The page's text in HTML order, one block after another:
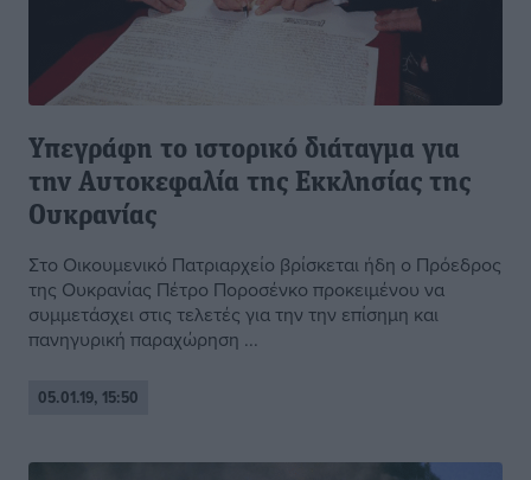
Υπεγράφη το ιστορικό διάταγμα για
την Αυτοκεφαλία της Εκκλησίας της
Ουκρανίας
Στο Οικουμενικό Πατριαρχείο βρίσκεται ήδη ο Πρόεδρος
της Ουκρανίας Πέτρο Ποροσένκο προκειμένου να
συμμετάσχει στις τελετές για την την επίσημη και
πανηγυρική παραχώρηση ...
05.01.19, 15:50